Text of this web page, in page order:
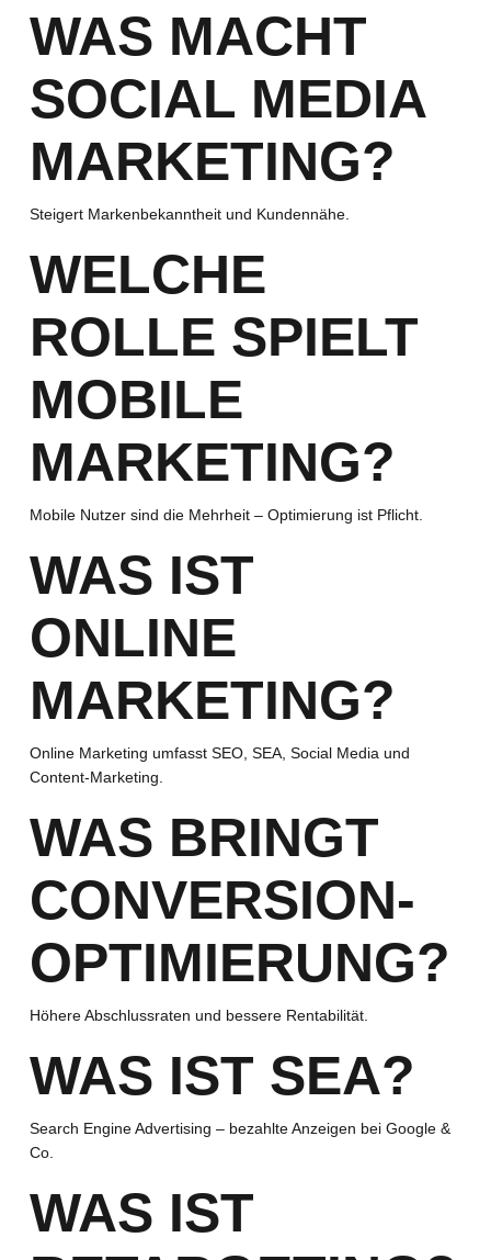
WAS MACHT
SOCIAL MEDIA
MARKETING?
Steigert Markenbekanntheit und Kundennähe.
WELCHE
ROLLE SPIELT
MOBILE
MARKETING?
Mobile Nutzer sind die Mehrheit – Optimierung ist Pflicht.
WAS IST
ONLINE
MARKETING?
Online Marketing umfasst SEO, SEA, Social Media und
Content-Marketing.
WAS BRINGT
CONVERSION-
OPTIMIERUNG?
Höhere Abschlussraten und bessere Rentabilität.
WAS IST SEA?
Search Engine Advertising – bezahlte Anzeigen bei Google &
Co.
WAS IST